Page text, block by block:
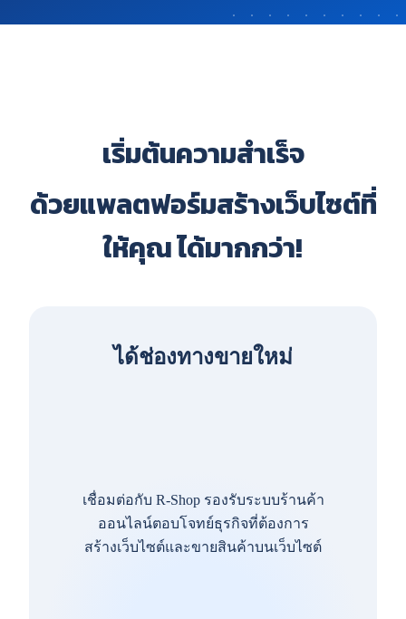
เริ่มต้นความสำเร็จ
ด้วยแพลตฟอร์มสร้างเว็บไซต์ที่
ให้คุณ ได้มากกว่า!
ได้ช่องทางขายใหม่
เชื่อมต่อกับ R-Shop รองรับระบบร้านค้า
ออนไลน์ตอบโจทย์ธุรกิจที่ต้องการ
สร้างเว็บไซต์และขายสินค้าบนเว็บไซต์